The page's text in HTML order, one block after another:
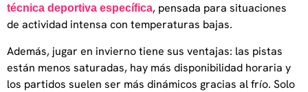
técnica deportiva específica, pensada para situaciones
de actividad intensa con temperaturas bajas.
Además, jugar en invierno tiene sus ventajas: las pistas
están menos saturadas, hay más disponibilidad horaria y
los partidos suelen ser más dinámicos gracias al frío. Solo